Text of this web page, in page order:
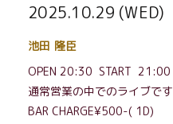
2025.10.29 (WED)
池田 隆臣
OPEN 20:30 START 21:00
通常営業の中でのライブです
BAR CHARGE¥500-( 1D)